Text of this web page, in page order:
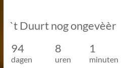
`t Duurt nog ongevèèr
94
8 1
dagen uren minuten